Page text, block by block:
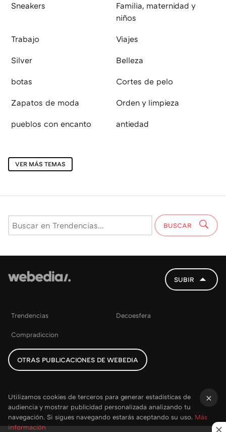
Sneakers
Familia, maternidad y
niños
Trabajo Viajes
Silver Belleza
botas Cortes de pelo
Zapatos de moda Orden y limpieza
pueblos con encanto antiedad
VER MÁS TEMAS
BUSCAR
SUBIR
Trendencias Decoesfera
Compradiccion
OTRAS PUBLICACIONES DE WEBEDIA
Utilizamos cookies de terceros para generar estadísticas de
audiencia y mostrar publicidad personalizada analizando tu
navegación. Si sigues navegando estarás aceptando su uso. Más
información